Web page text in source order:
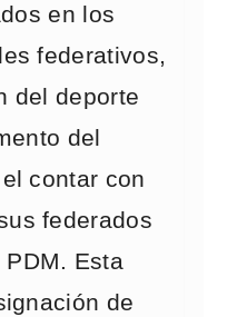
en los
federativos,
del deporte
del
contar con
federados
Esta
de